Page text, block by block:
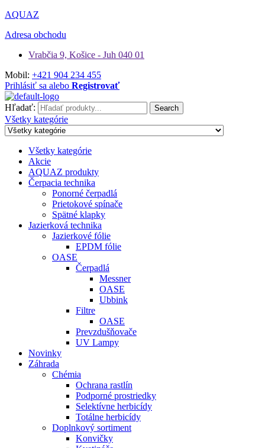
AQUAZ
Adresa obchodu
Vrabčia 9, Košice - Juh 040 01
Mobil: +421 904 234 455
Prihlásiť sa alebo Registrovať
Hľadať: Search
Všetky kategórie
Všetky kategórie
Akcie
AQUAZ produkty
Čerpacia technika
Ponorné čerpadlá
Prietokové spínače
Spätné klapky
Jazierková technika
Jazierkové fólie
EPDM fólie
OASE
Čerpadlá
Messner
OASE
Ubbink
Filtre
OASE
Prevzdušňovače
UV Lampy
Novinky
Záhrada
Chémia
Ochrana rastlín
Podporné prostriedky
Selektívne herbicídy
Totálne herbicídy
Doplnkový sortiment
Konvičky